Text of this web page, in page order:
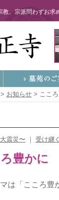
、宗派問わずお求
> お知らせ > ここ
震災〜 受け継
豊かに
は「こころ豊